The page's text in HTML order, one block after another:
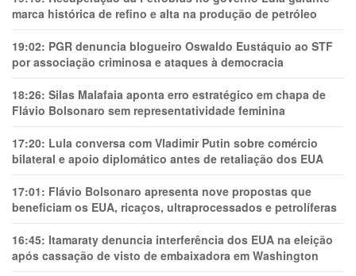
marca histórica de refino e alta na produção de petróleo
19:02: PGR denuncia blogueiro Oswaldo Eustáquio ao STF
por associação criminosa e ataques à democracia
18:26: Silas Malafaia aponta erro estratégico em chapa de
Flávio Bolsonaro sem representatividade feminina
17:20: Lula conversa com Vladimir Putin sobre comércio
bilateral e apoio diplomático antes de retaliação dos EUA
17:01: Flávio Bolsonaro apresenta nove propostas que
beneficiam os EUA, ricaços, ultraprocessados e petrolíferas
16:45: Itamaraty denuncia interferência dos EUA na eleição
após cassação de visto de embaixadora em Washington